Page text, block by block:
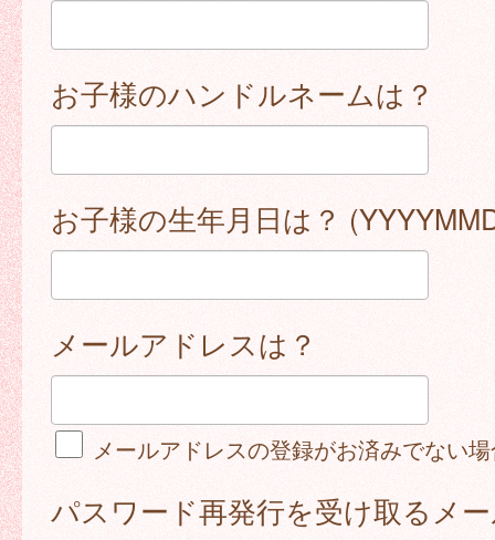
お子様のハンドルネームは？
お子様の生年月日は？
メールアドレスは？
メールアドレスの登録がお済みでない
パスワード再発行を受け取るメ